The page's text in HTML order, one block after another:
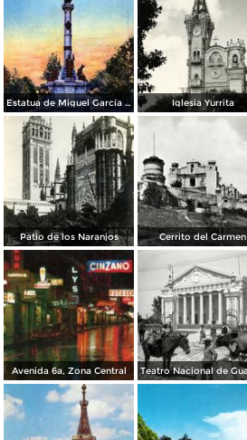
Estatua de Miguel García Granados Iglesia Yurrita
Patio de los Naranjos Cerrito del Carmen
Avenida 6a, Zona Central